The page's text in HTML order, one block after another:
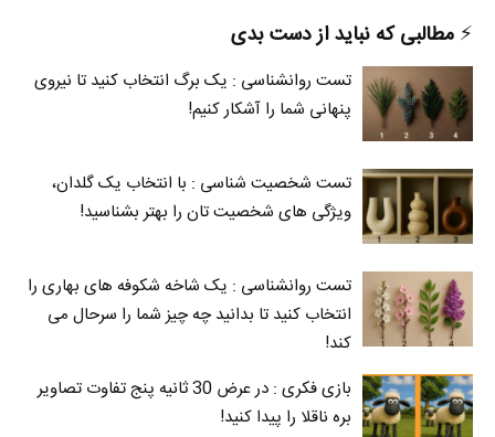
⚡️ مطالبی که نباید از دست بدی
تست روانشناسی : یک برگ انتخاب کنید تا نیروی
پنهانی شما را آشکار کنیم!
تست شخصیت شناسی : با انتخاب یک گلدان،
ویژگی های شخصیت تان را بهتر بشناسید!
تست روانشناسی : یک شاخه شکوفه های بهاری را
انتخاب کنید تا بدانید چه چیز شما را سرحال می‌
کند!
بازی فکری : در عرض 30 ثانیه پنج تفاوت تصاویر
بره ناقلا را پیدا کنید!